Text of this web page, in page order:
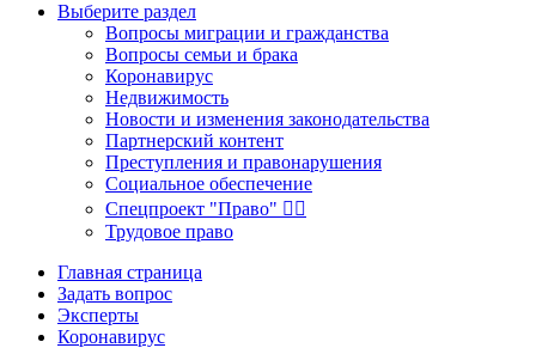
Выберите раздел
Вопросы миграции и гражданства
Вопросы семьи и брака
Коронавирус
Недвижимость
Новости и изменения законодательства
Партнерский контент
Преступления и правонарушения
Социальное обеспечение
Спецпроект "Право" 👮‍♂️
Трудовое право
Главная страница
Задать вопрос
Эксперты
Коронавирус